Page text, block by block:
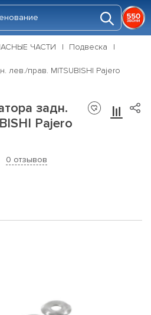
ЧАСТИ
Подвеска
лев./прав. MITSUBISHI Pajero
задн.
Pajero
0 отзывов